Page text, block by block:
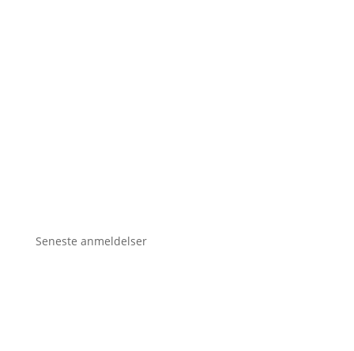
Seneste anmeldelser